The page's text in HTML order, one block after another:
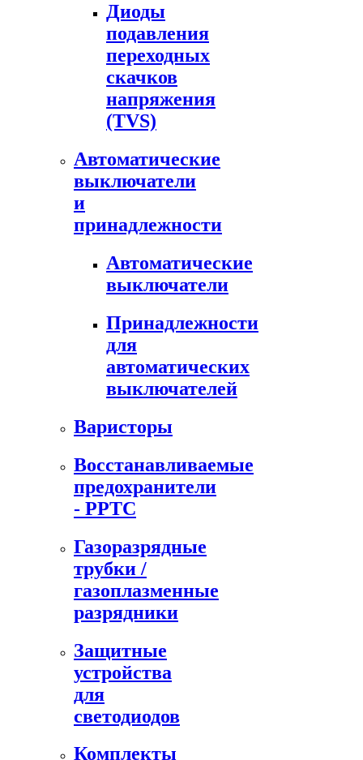
Диоды
подавления
переходных
скачков
напряжения
(TVS)
Автоматические
выключатели
и
принадлежности
Автоматические
выключатели
Принадлежности
для
автоматических
выключателей
Варисторы
Восстанавливаемые
предохранители
- PPTC
Газоразрядные
трубки /
газоплазменные
разрядники
Защитные
устройства
для
светодиодов
Комплекты